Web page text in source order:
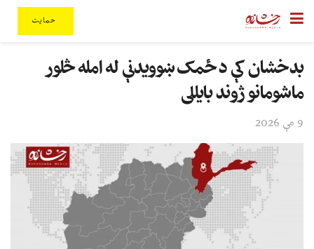
حمایت
بدخشان کې د ځمک ښوویدنې له امله څلور
ماشومانو ژوند بایللی
9 مې 2026